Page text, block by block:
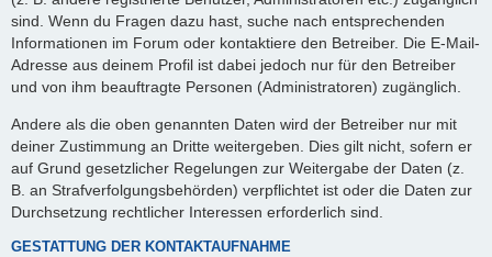
sind. Wenn du Fragen dazu hast, suche nach entsprechenden
Informationen im Forum oder kontaktiere den Betreiber. Die E-Mail-
Adresse aus deinem Profil ist dabei jedoch nur für den Betreiber
und von ihm beauftragte Personen (Administratoren) zugänglich.
Andere als die oben genannten Daten wird der Betreiber nur mit
deiner Zustimmung an Dritte weitergeben. Dies gilt nicht, sofern er
auf Grund gesetzlicher Regelungen zur Weitergabe der Daten (z.
B. an Strafverfolgungsbehörden) verpflichtet ist oder die Daten zur
Durchsetzung rechtlicher Interessen erforderlich sind.
GESTATTUNG DER KONTAKTAUFNAHME